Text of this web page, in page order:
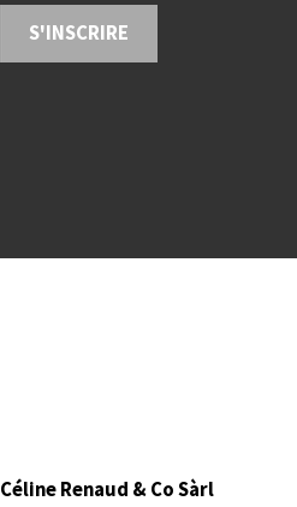
S'INSCRIRE
Céline Renaud & Co Sàrl